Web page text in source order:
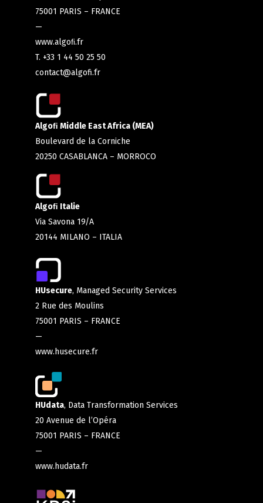
75001 PARIS – FRANCE
—
www.algoﬁ.fr
T. +33 1 44 50 25 50
contact@algofi.fr
Algoﬁ Middle East Africa (MEA)
Boulevard de la Corniche
20250 CASABLANCA – MORROCO
Algoﬁ Italie
Via Savona 19/A
20144 MILANO – ITALIA
HUsecure, Managed Security Services
2 Rue des Moulins
75001 PARIS – FRANCE
—
www.husecure.fr
HUdata, Data Transformation Services
20 Avenue de l’Opéra
75001 PARIS – FRANCE
—
www.hudata.fr